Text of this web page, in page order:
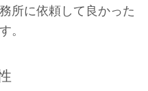
所に依頼して良かった
。